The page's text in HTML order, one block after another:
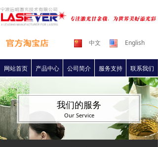
中文 English
网站首页 产品中心 公司简介 服务支持 联系我们
我们的服务
Our Service